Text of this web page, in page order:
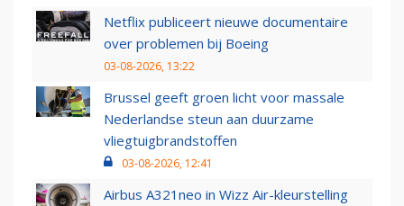
Netflix publiceert nieuwe documentaire
over problemen bij Boeing
03-08-2026, 13:22
Brussel geeft groen licht voor massale
Nederlandse steun aan duurzame
vliegtuigbrandstoffen
03-08-2026, 12:41
Airbus A321neo in Wizz Air-kleurstelling